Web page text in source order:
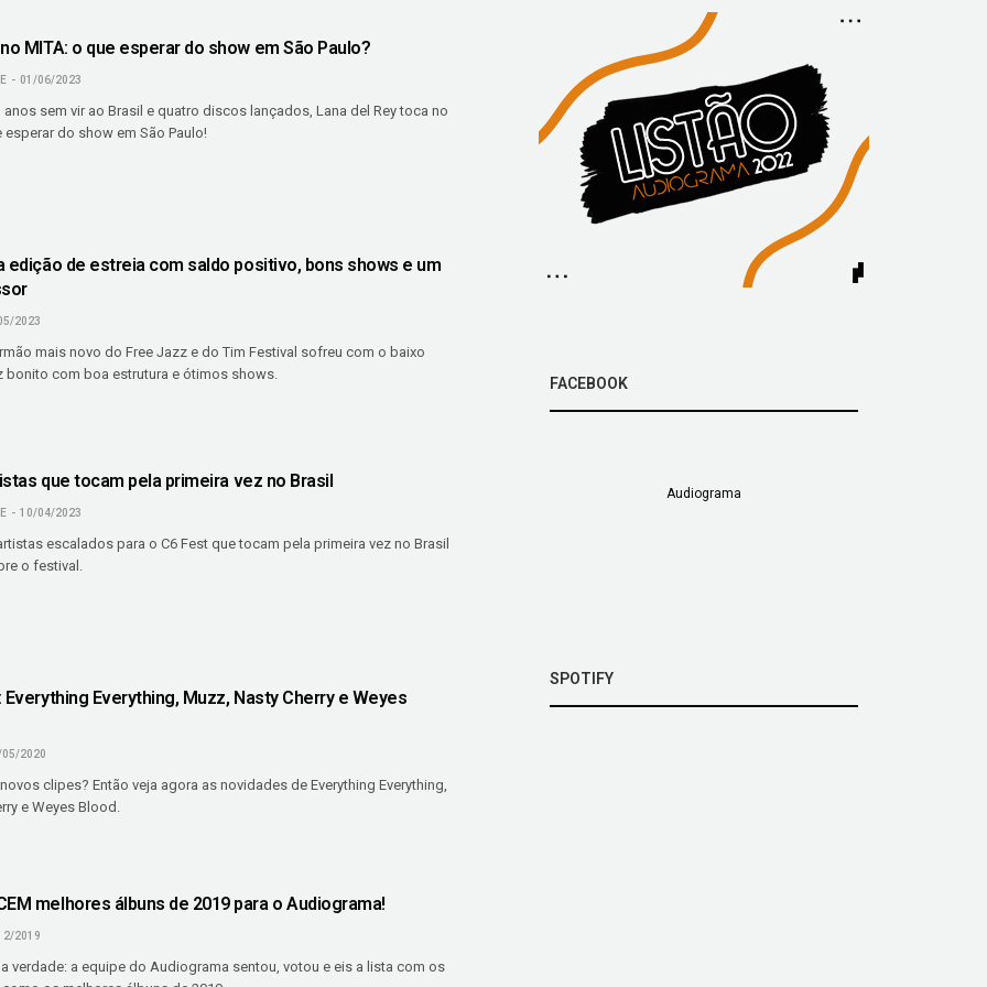
MITA: o que esperar do show em São Paulo?
01/06/2023
sem vir ao Brasil e quatro discos lançados, Lana del Rey toca no
esperar do show em São Paulo!
edição de estreia com saldo positivo, bons shows e um
2023
mais novo do Free Jazz e do Tim Festival sofreu com o baixo
bonito com boa estrutura e ótimos shows.
que tocam pela primeira vez no Brasil
10/04/2023
escalados para o C6 Fest que tocam pela primeira vez no Brasil
o festival.
Everything, Muzz, Nasty Cherry e Weyes
2020
clipes? Então veja agora as novidades de Everything Everything,
e Weyes Blood.
melhores álbuns de 2019 para o Audiograma!
2019
verdade: a equipe do Audiograma sentou, votou e eis a lista com os
FACEBOOK
Audiograma
SPOTIFY